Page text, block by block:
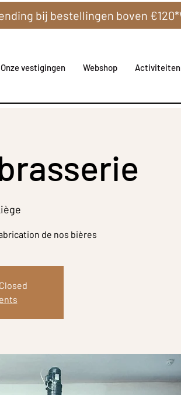
Onze vestigingen Webshop Activiteiten
de nos bières